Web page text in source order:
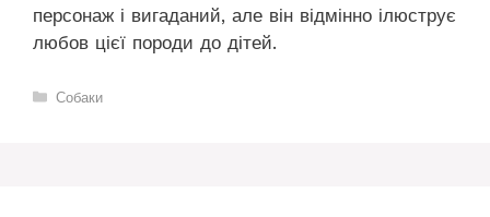
персонаж і вигаданий, але він відмінно ілюструє
любов цієї породи до дітей.
Категорії
Собаки